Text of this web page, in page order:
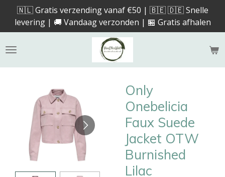
direct
naar
de
🇳🇱 Gratis verzending vanaf €50 | 🇧🇪 🇩🇪 Snelle
levering | 🚚 Vandaag verzonden | 🏪 Gratis afhalen
Only
Onebelicia
Faux Suede
Jacket OTW
Burnished
Lilac